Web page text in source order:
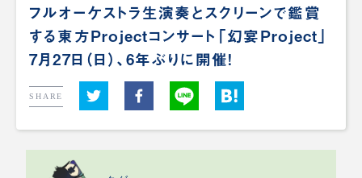
フルオーケストラ生演奏とスクリーンで鑑賞
する東方Projectコンサート「幻宴Project」
7月27日（日）、6年ぶりに開催！
SHARE